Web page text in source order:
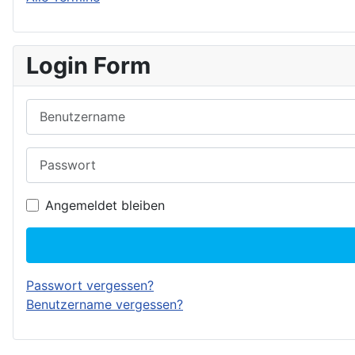
Login Form
Angemeldet bleiben
Passwort vergessen?
Benutzername vergessen?